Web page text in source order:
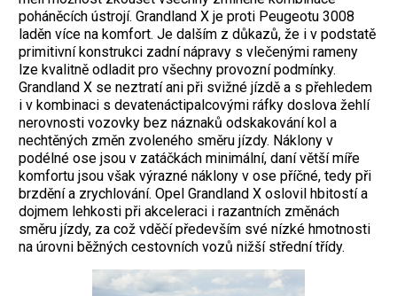
poháněcích ústrojí. Grandland X je proti Peugeotu 3008
laděn více na komfort. Je dalším z důkazů, že i v podstatě
primitivní konstrukci zadní nápravy s vlečenými rameny
lze kvalitně odladit pro všechny provozní podmínky.
Grandland X se neztratí ani při svižné jízdě a s přehledem
i v kombinaci s devatenáctipalcovými ráfky doslova žehlí
nerovnosti vozovky bez náznaků odskakování kol a
nechtěných změn zvoleného směru jízdy. Náklony v
podélné ose jsou v zatáčkách minimální, daní větší míře
komfortu jsou však výrazné náklony v ose příčné, tedy při
brzdění a zrychlování. Opel Grandland X oslovil hbitostí a
dojmem lehkosti při akceleraci i razantních změnách
směru jízdy, za což vděčí především své nízké hmotnosti
na úrovni běžných cestovních vozů nižší střední třídy.